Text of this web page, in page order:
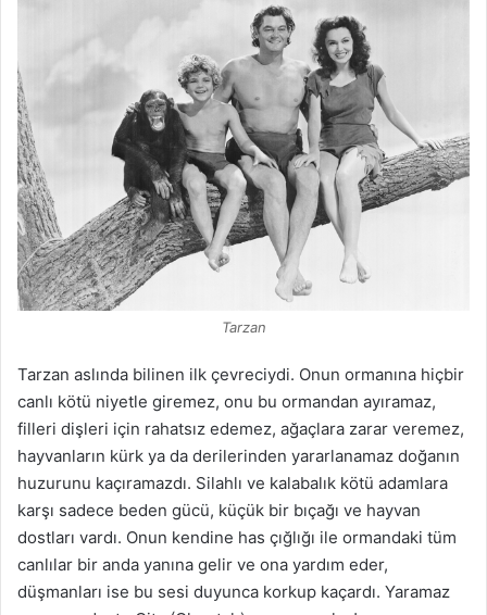
Tarzan
Tarzan aslında bilinen ilk çevreciydi. Onun ormanına hiçbir
canlı kötü niyetle giremez, onu bu ormandan ayıramaz,
filleri dişleri için rahatsız edemez, ağaçlara zarar veremez,
hayvanların kürk ya da derilerinden yararlanamaz doğanın
huzurunu kaçıramazdı. Silahlı ve kalabalık kötü adamlara
karşı sadece beden gücü, küçük bir bıçağı ve hayvan
dostları vardı. Onun kendine has çığlığı ile ormandaki tüm
canlılar bir anda yanına gelir ve ona yardım eder,
düşmanları ise bu sesi duyunca korkup kaçardı. Yaramaz